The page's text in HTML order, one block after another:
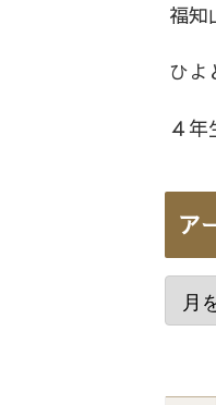
福知
ひよ
４
ア